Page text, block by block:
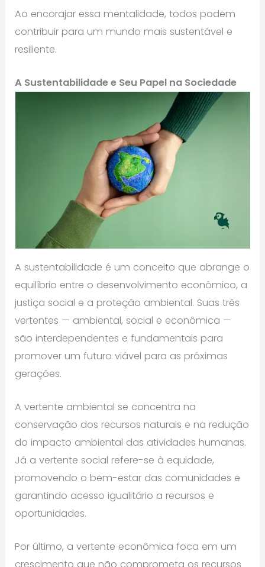
Ao encorajar essa mentalidade, todos podem
contribuir para um mundo mais sustentável e
resiliente.
A Sustentabilidade e Seu Papel na Sociedade
A sustentabilidade é um conceito que abrange o
equilíbrio entre o desenvolvimento econômico, a
justiça social e a proteção ambiental. Suas três
vertentes — ambiental, social e econômica —
são interdependentes e fundamentais para
promover um futuro viável para as próximas
gerações.
A vertente ambiental se concentra na
conservação dos recursos naturais e na redução
do impacto ambiental das atividades humanas.
Já a vertente social refere-se à equidade,
promovendo o bem-estar das comunidades e
garantindo acesso igualitário a recursos e
oportunidades.
Por último, a vertente econômica foca em um